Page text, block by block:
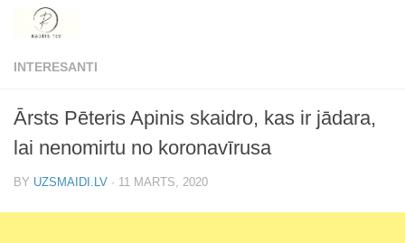
Skip to content
INTERESANTI
Ārsts Pēteris Apinis skaidro, kas ir jādara,
lai nenomirtu no koronavīrusa
BY UZSMAIDI.LV · 11 MARTS, 2020